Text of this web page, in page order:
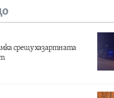
срещу хазартната